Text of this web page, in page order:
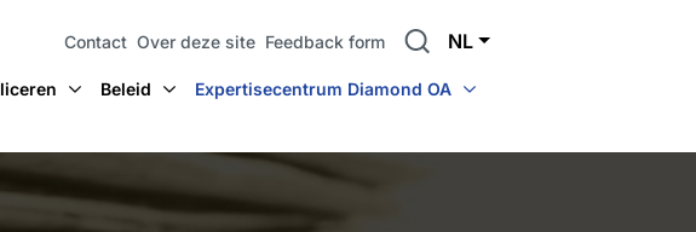
Contact Over deze site Feedback form Search NL
Beleid Expertisecentrum Diamond OA